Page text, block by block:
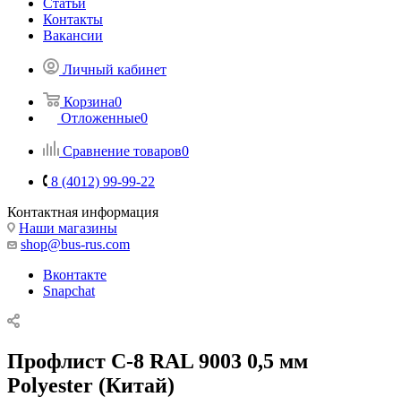
Статьи
Контакты
Вакансии
Личный кабинет
Корзина0
Отложенные0
Сравнение товаров0
8 (4012) 99-99-22
Контактная информация
Наши магазины
shop@bus-rus.com
Вконтакте
Snapchat
Профлист C-8 RAL 9003 0,5 мм
Polyester (Китай)